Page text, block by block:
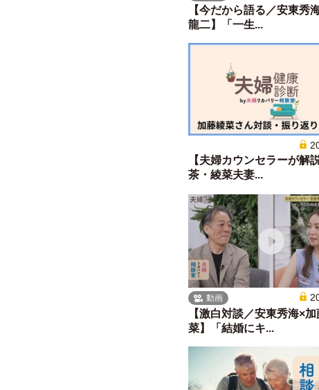
【今だから語る／安東秀
龍二】「一生...
【夫婦カウンセラーが解
茶・綾菜夫妻...
動画
【激白対談／安東秀海×
菜】「結婚にキ...